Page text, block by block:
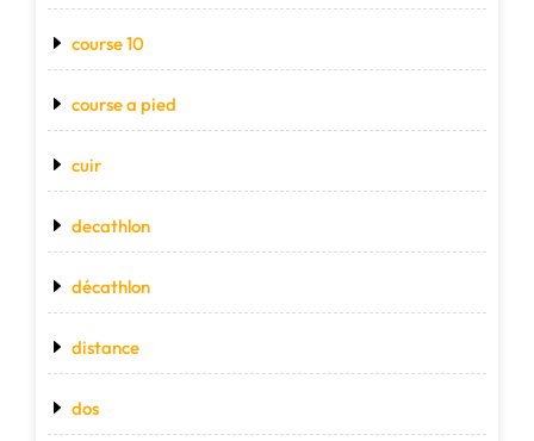
course 10
course a pied
cuir
decathlon
décathlon
distance
dos